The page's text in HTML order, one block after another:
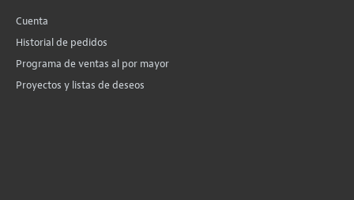
Cuenta
Historial de pedidos
Programa de ventas al por mayor
Proyectos y listas de deseos